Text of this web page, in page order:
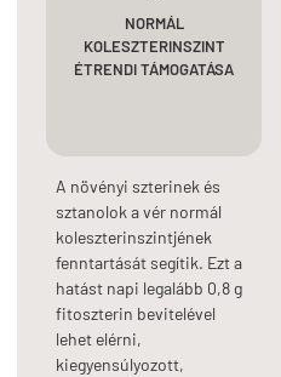
NORMÁL
KOLESZTERINSZINT
ÉTRENDI TÁMOGATÁSA
A növényi szterinek és
sztanolok a vér normál
koleszterinszintjének
fenntartását segítik. Ezt a
hatást napi legalább 0,8 g
fitoszterin bevitelével
lehet elérni,
kiegyensúlyozott,